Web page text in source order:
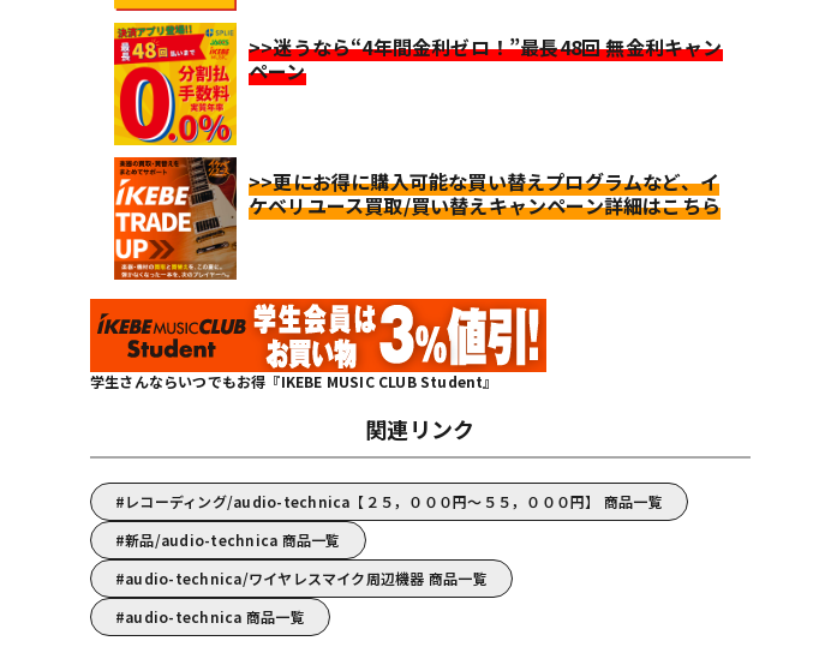
>>迷うなら“4年間金利ゼロ！”最長48回 無金利キャン
ペーン
>>更にお得に購入可能な買い替えプログラムなど、イ
ケベリユース買取/買い替えキャンペーン詳細はこちら
学生さんならいつでもお得『IKEBE MUSIC CLUB Student』
関連リンク
レコーディング/audio-technica【２５，０００円～５５，０００円】 商品一覧
新品/audio-technica 商品一覧
audio-technica/ワイヤレスマイク周辺機器 商品一覧
audio-technica 商品一覧